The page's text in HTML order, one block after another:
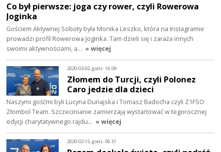
Co był pierwsze: joga czy rower, czyli Rowerowa
Joginka
Gościem Aktywnej Soboty była Monika Leszko, która na Instagramie
prowadzi profil Rowerowa Joginka. Tam dzieli się i zaraża innych
swoimi aktywnościami, a… » więcej
2020-03-02, godz. 16:09
Złomem do Turcji, czyli Polonez
Caro jedzie dla dzieci
Naszymi gośćmi byli Lucyna Dunajska i Tomasz Badocha czyli Z1FSO
Złombol Team. Szczecinianie zamierzają wystartować w tegorocznej
edycji charytatywnego rajdu… » więcej
2020-02-15, godz. 06:51